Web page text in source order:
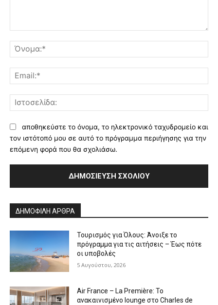
αποθηκεύστε το όνομα, το ηλεκτρονικό ταχυδρομείο και
τον ιστότοπό μου σε αυτό το πρόγραμμα περιήγησης για την
επόμενη φορά που θα σχολιάσω.
ΔΗΜΟΦΙΛΗ ΑΡΘΡΑ
Τουρισμός για Όλους: Άνοιξε το
πρόγραμμα για τις αιτήσεις – Έως πότε
οι υποβολές
5 Αυγούστου, 2026
Air France – La Première: Το
ανακαινισμένο lounge στο Charles de